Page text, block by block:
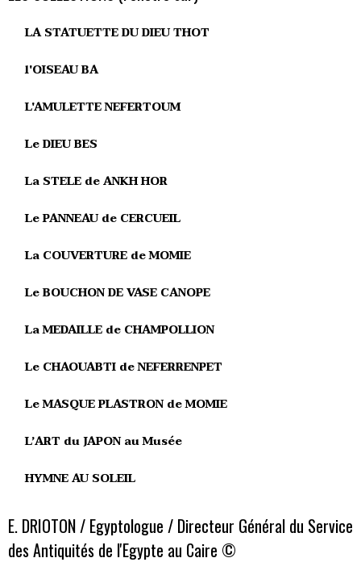
LA STATUETTE DU DIEU THOT
l'OISEAU BA
L'AMULETTE NEFERTOUM
Le DIEU BES
La STELE de ANKH HOR
Le PANNEAU de CERCUEIL
La COUVERTURE de MOMIE
Le BOUCHON DE VASE CANOPE
La MEDAILLE de CHAMPOLLION
Le CHAOUABTI de NEFERRENPET
Le MASQUE PLASTRON de MOMIE
L’ART du JAPON au Musée
HYMNE AU SOLEIL
E. DRIOTON / Egyptologue / Directeur Général du Service
des Antiquités de l'Egypte au Caire ©